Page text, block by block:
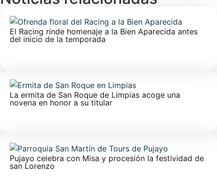
El Racing rinde homenaje a la Bien Aparecida antes
del inicio de la temporada
La ermita de San Roque de Limpias acoge una
novena en honor a su titular
Pujayo celebra con Misa y procesión la festividad de
san Lorenzo